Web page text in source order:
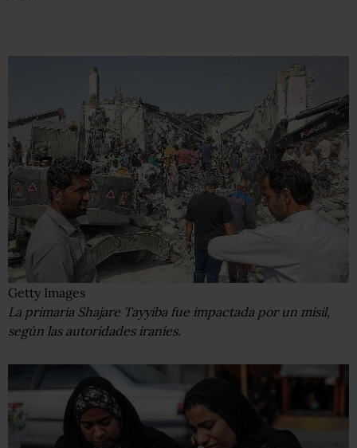
Getty Images
La primaria Shajare Tayyiba fue impactada por un misil,
según las autoridades iraníes.